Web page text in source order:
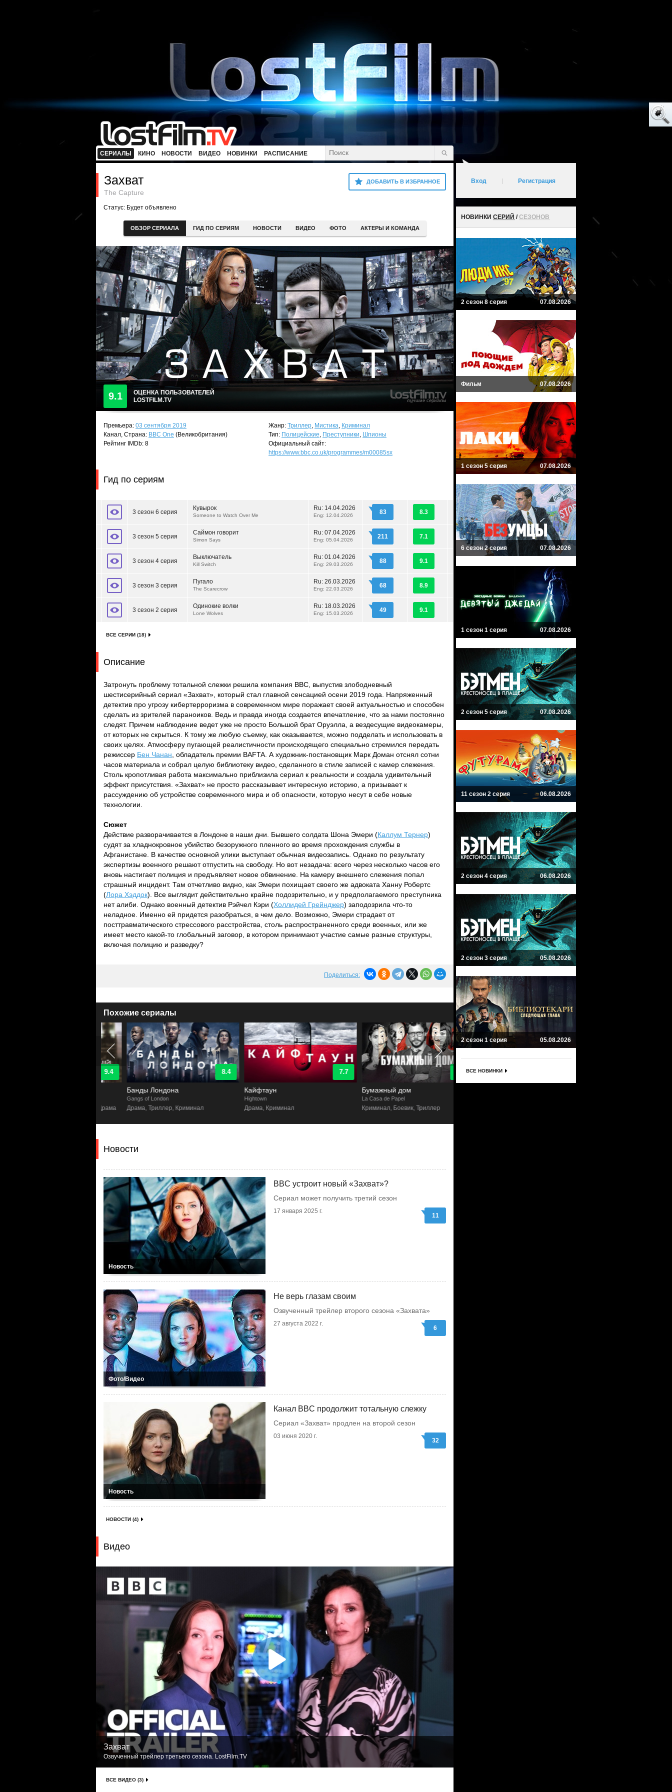
СЕРИАЛЫ КИНО НОВОСТИ ВИДЕО НОВИНКИ РАСПИСАНИЕ
ДОБАВИТЬ В ИЗБРАННОЕ
Захват
The Capture
Статус: Будет объявлено
ОБЗОР СЕРИАЛА ГИД ПО СЕРИЯМ НОВОСТИ ВИДЕО ФОТО АКТЕРЫ И КОМАНДА
9.1
ОЦЕНКА ПОЛЬЗОВАТЕЛЕЙ
LOSTFILM.TV
Премьера: 03 сентября 2019
Канал, Страна: BBC One (Великобритания)
Рейтинг IMDb: 8
Жанр: Триллер, Мистика, Криминал
Тип: Полицейские, Преступники, Шпионы
Официальный сайт:
https://www.bbc.co.uk/programmes/m00085sx
Гид по сериям
3 сезон 6 серия
Кувырок
Someone to Watch Over Me
Ru: 14.04.2026
Eng: 12.04.2026 83 8.3
3 сезон 5 серия
Саймон говорит
Simon Says
Ru: 07.04.2026
Eng: 05.04.2026 211 7.1
3 сезон 4 серия
Выключатель
Kill Switch
Ru: 01.04.2026
Eng: 29.03.2026 88 9.1
3 сезон 3 серия
Пугало
The Scarecrow
Ru: 26.03.2026
Eng: 22.03.2026 68 8.9
3 сезон 2 серия
Одинокие волки
Lone Wolves
Ru: 18.03.2026
Eng: 15.03.2026 49 9.1
ВСЕ СЕРИИ (18)
Описание
Затронуть проблему тотальной слежки решила компания BBC, выпустив злободневный
шестисерийный сериал «Захват», который стал главной сенсацией осени 2019 года. Напряженный
детектив про угрозу кибертерроризма в современном мире поражает своей актуальностью и способен
сделать из зрителей параноиков. Ведь и правда иногда создается впечатление, что за нами постоянно
следят. Причем наблюдение ведет уже не просто Большой брат Оруэлла, а вездесущие видеокамеры,
от которых не скрыться. К тому же любую съемку, как оказывается, можно подделать и использовать в
своих целях. Атмосферу пугающей реалистичности происходящего специально стремился передать
режиссер Бен Чанан , обладатель премии BAFTA. А художник-постановщик Марк Доман отснял сотни
часов материала и собрал целую библиотеку видео, сделанного в стиле записей с камер слежения.
Столь кропотливая работа максимально приблизила сериал к реальности и создала удивительный
эффект присутствия. «Захват» не просто рассказывает интересную историю, а призывает к
рассуждению об устройстве современного мира и об опасности, которую несут в себе новые
технологии.
Сюжет
Действие разворачивается в Лондоне в наши дни. Бывшего солдата Шона Эмери (Каллум Тернер)
судят за хладнокровное убийство безоружного пленного во время прохождения службы в
Афганистане. В качестве основной улики выступает обычная видеозапись. Однако по результату
экспертизы военного решают отпустить на свободу. Но вот незадача: всего через несколько часов его
вновь настигает полиция и предъявляет новое обвинение. На камеру внешнего слежения попал
страшный инцидент. Там отчетливо видно, как Эмери похищает своего же адвоката Ханну Робертс
(Лора Хэддок). Все выглядит действительно крайне подозрительно, и у предполагаемого преступника
нет алиби. Однако военный детектив Рэйчел Кэри (Холлидей Грейнджер) заподозрила что-то
неладное. Именно ей придется разобраться, в чем дело. Возможно, Эмери страдает от
посттравматического стрессового расстройства, столь распространенного среди военных, или же
имеет место какой-то глобальный заговор, в котором принимают участие самые разные структуры,
включая полицию и разведку?
Поделиться:
Похожие сериалы
8.4
Банды Лондона
Gangs of London
Драма, Триллер, Криминал
7.7
Кайфтаун
Драма, Криминал
8.9
Бумажный дом
La Casa de Papel
Криминал, Боевик, Триллер
Новости
Новость
BBC устроит новый «Захват»?
Сериал может получить третий сезон
17 января 2025 г.
11
Фото/Видео
Не верь глазам своим
Озвученный трейлер второго сезона «Захвата»
27 августа 2022 г.
6
Новость
Канал BBC продолжит тотальную слежку
Сериал «Захват» продлен на второй сезон
03 июня 2020 г.
32
НОВОСТИ (4)
Видео
Захват
Озвученный трейлер третьего сезона. LostFilm.TV
ВСЕ ВИДЕО (3)
Вход Регистрация
НОВИНКИ СЕРИЙ /СЕЗОНОВ
2 сезон 8 серия 07.08.2026
Фильм 07.08.2026
1 сезон 5 серия 07.08.2026
6 сезон 2 серия 07.08.2026
1 сезон 1 серия 07.08.2026
2 сезон 5 серия 07.08.2026
11 сезон 2 серия 06.08.2026
2 сезон 4 серия 06.08.2026
2 сезон 3 серия 05.08.2026
2 сезон 1 серия 05.08.2026
ВСЕ НОВИНКИ